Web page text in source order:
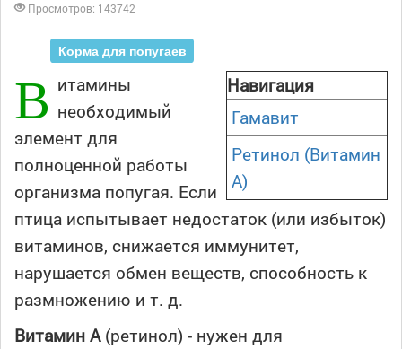
Просмотров: 143742
Корма для попугаев
Навигация
Гамавит
Ретинол (Витамин
A)
В итамины
необходимый
элемент для
полноценной работы
организма попугая. Если
птица испытывает недостаток (или избыток)
витаминов, снижается иммунитет,
нарушается обмен веществ, способность к
размножению и т. д.
Витамин А(ретинол) - нужен для